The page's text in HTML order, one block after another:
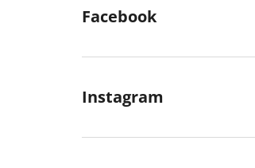
Facebook
Instagram